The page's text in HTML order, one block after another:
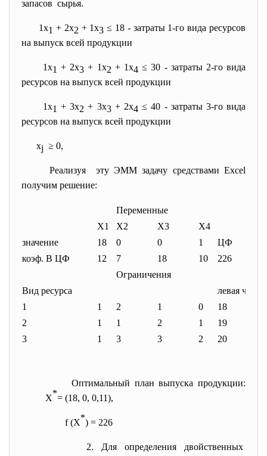
запасов сырья.
1х1 + 2х2 + 1х3≤ 18 - затраты 1-го вида ресурсов
на выпуск всей продукции
1х1+ 2х3+ 1х2 + 1х4≤ 30 - затраты 2-го вида
ресурсов на выпуск всей продукции
1х1+ 3х2+ 3х3 + 2х4≤ 40 - затраты 3-го вида
ресурсов на выпуск всей продукции
хj ≥ 0,
Реализуя эту ЭММ задачу средствами Excel
получим решение:
Переменные
X1
X2 X3
X4
значение
18 0 0 1
ЦФ
коэф. В ЦФ
12 7 18 10
226
Ограничения
Вид ресурса
левая часть
1
1 2 1 0
18
2
1 1 2 1
19
3
1 3 3 2 20
Оптимальный план выпуска продукции:
Х*= (18, 0, 0,11),
f (Х*) = 226
2. Для определения двойственных